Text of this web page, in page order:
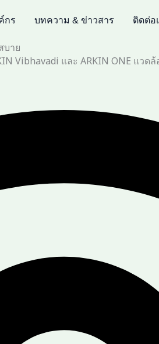
กร บทความ & ข่าวสาร ติดต่อ
บาย
Vibhavadi และ ARKIN ONE แ